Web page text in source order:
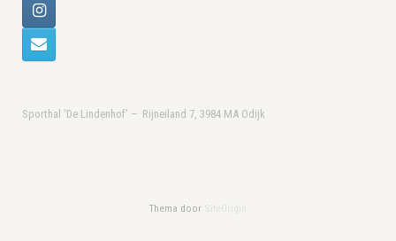
Sporthal ‘De Lindenhof’ – Rijneiland 7, 3984 MA Odijk
Thema door SiteOrigin